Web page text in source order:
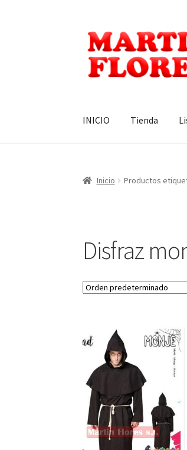
Ir
la
navegación
Ir
al
contenido
INICIO Tienda
Inicio Productos
Disfraz